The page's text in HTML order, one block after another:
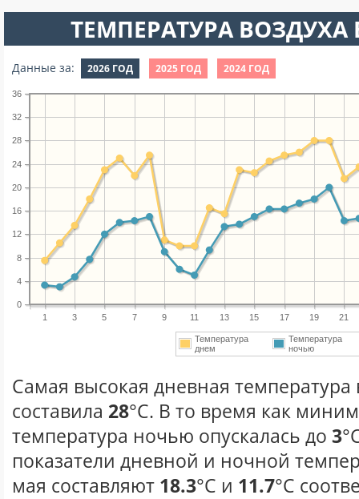
ТЕМПЕРАТУРА ВОЗДУХА
Данные за: 2026 ГОД 2025 ГОД 2024 ГОД
1 3 5 7 9 11 13 15 17 19 21
0
4
8
12
16
20
24
28
32
36
Температура
днем
Температура
ночью
Самая высокая дневная температура
составила 28°С. В то время как
температура ночью опускалась до 3
показатели дневной и ночной
мая составляют 18.3°С и 11.7°С